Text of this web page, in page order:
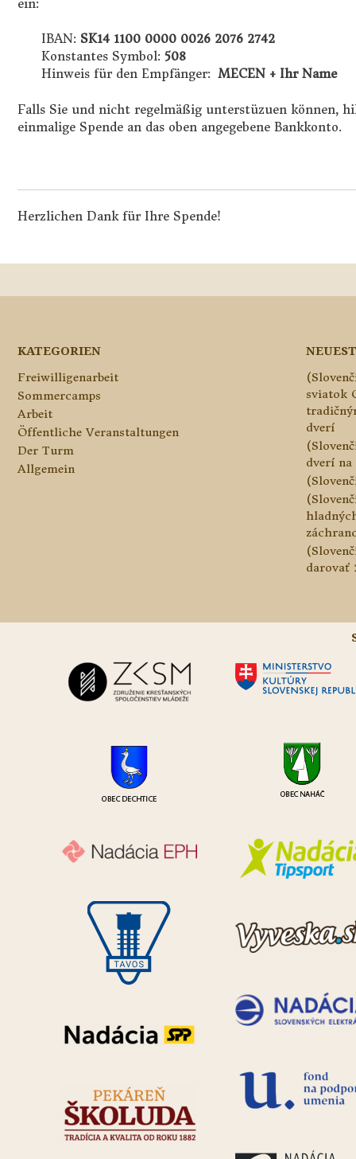
ein:
IBAN: SK14 1100 0000 0026 2076 2742
Konstantes Symbol: 508
Hinweis für den Empfänger:MECEN + Ihr Name
Falls Sie und nicht regelmäßig unterstüzuen können,
einmalige Spende an das oben angegebene Bankkonto.
Herzlichen Dank für Ihre Spende!
KATEGORIEN
Freiwilligenarbeit
Sommercamps
Arbeit
Öffentliche Veranstaltungen
Der Turm
Allgemein
sviatok
dverí
dverí na
darovať